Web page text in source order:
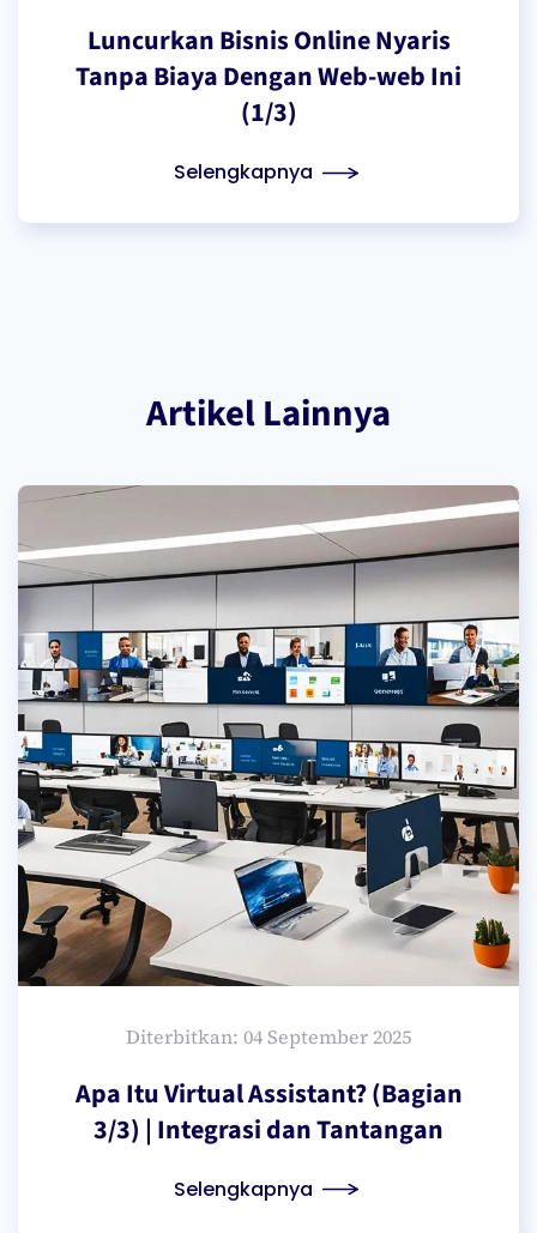
Luncurkan Bisnis Online Nyaris
Tanpa Biaya Dengan Web-web Ini
(1/3)
Selengkapnya
Artikel Lainnya
Diterbitkan: 04 September 2025
Apa Itu Virtual Assistant? (Bagian
3/3) | Integrasi dan Tantangan
Selengkapnya